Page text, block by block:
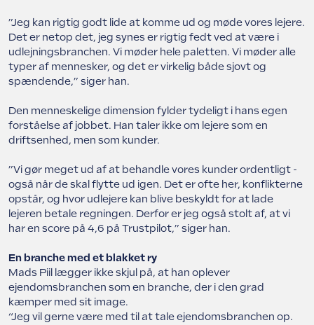
”Jeg kan rigtig godt lide at komme ud og møde vores lejere.
Det er netop det, jeg synes er rigtig fedt ved at være i
udlejningsbranchen. Vi møder hele paletten. Vi møder alle
typer af mennesker, og det er virkelig både sjovt og
spændende,” siger han.
Den menneskelige dimension fylder tydeligt i hans egen
forståelse af jobbet. Han taler ikke om lejere som en
driftsenhed, men som kunder.
”Vi gør meget ud af at behandle vores kunder ordentligt -
også når de skal flytte ud igen. Det er ofte her, konflikterne
opstår, og hvor udlejere kan blive beskyldt for at lade
lejeren betale regningen. Derfor er jeg også stolt af, at vi
har en score på 4,6 på Trustpilot,” siger han.
En branche med et blakket ry
Mads Piil lægger ikke skjul på, at han oplever
ejendomsbranchen som en branche, der i den grad
kæmper med sit image.
“Jeg vil gerne være med til at tale ejendomsbranchen op.